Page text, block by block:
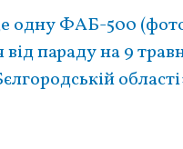
одну ФАБ-500
параду на 9